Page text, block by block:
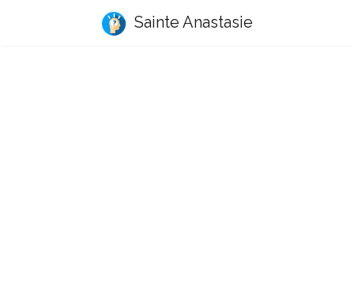
Sainte Anastasie